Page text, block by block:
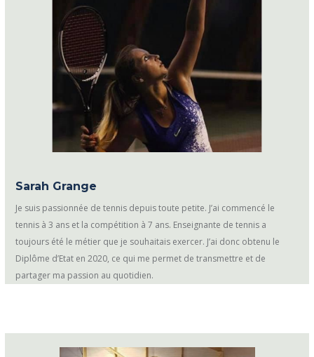
Sarah Grange
Je suis passionnée de tennis depuis toute petite. J’ai commencé le
tennis à 3 ans et la compétition à 7 ans. Enseignante de tennis a
toujours été le métier que je souhaitais exercer. J’ai donc obtenu le
Diplôme d’Etat en 2020, ce qui me permet de transmettre et de
partager ma passion au quotidien.